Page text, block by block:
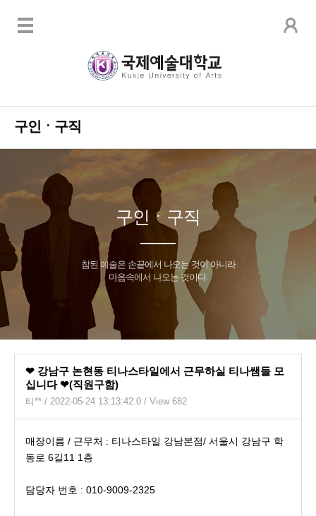
구인ㆍ구직
구인ㆍ구직
참된 예술은 손끝에서 나오는 것이 아니라
마음속에서 나오는 것이다.
❤ 강남구 논현동 티나스타일에서 근무하실 티나쌤들 모
십니다 ❤(직원구함)
티** / 2022-05-24 13:13:42.0 / View 682
매장이름 / 근무처 : 티나스타일 강남본점/ 서울시 강남구 학
동로 6길11 1층
담당자 번호 : 010-9009-2325